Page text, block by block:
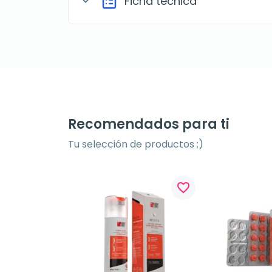
Recomendados para ti
Tu selección de productos ;)
favorite_border